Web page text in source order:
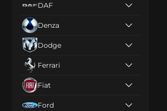
DAF
Denza
Dodge
Ferrari
Fiat
Ford